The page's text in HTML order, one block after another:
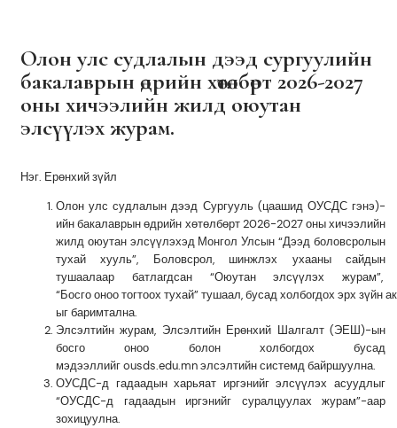
Олон улс судлалын дээд сургуулийн
бакалаврын өдрийн хөтөлбөрт 2026-2027
оны хичээлийн жилд оюутан
элсүүлэх журам.
Нэг. Ерөнхий зүйл
Олон улс судлалын дээд Сургууль (цаашид ОУСДС гэнэ)-
ийн бакалаврын өдрийн хөтөлбөрт 2026-2027 оны хичээлийн
жилд оюутан элсүүлэхэд Монгол Улсын “Дээд боловсролын
тухай хууль”, Боловсрол, шинжлэх ухааны сайдын
тушаалаар батлагдсан “Оюутан элсүүлэх журам”,
“Босгооноотогтоох тухай”тушаал,бусадхолбогдох эрх зүйн
ыгбаримтална.
Элсэлтийн журам, Элсэлтийн Ерөнхий Шалгалт (ЭЕШ)-ын
босго оноо болон холбогдох бусад
мэдээллийг ousds.edu.mn элсэлтийн системд байршуулна.
ОУСДС-д гадаадын харьяат иргэнийг элсүүлэх асуудлыг
“ОУСДС-д гадаадын иргэнийг суралцуулах журам”-аар
зохицуулна.